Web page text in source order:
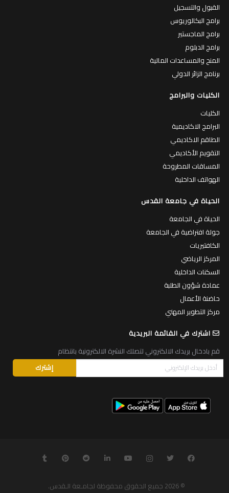
القبول والتسجيل
برامج البكالوريوس
برامج الماجستير
برامج الدبلوم
المنح والمساعدات المالية
برنامج الزائر الدولي
الكليات والبرامج
الكليات
البرامج الاكاديمية
الطاقم الاكاديمي
التقويم الأكاديمي
المساقات المطروحة
الهواتف الداخلية
الحياة في جامعة القدس
الحياة في الجامعة
جولة افتراضية في الجامعة
الكافتيريات
المركز الرياضي
السكنات الداخلية
عمادة شؤون الطلبة
حاضنة الأعمال
مركز التطوير المهني
اشترك في القائمة البريدية
قم بادخال بريدك الالكتروني لتصلك النشرة الالكترونية بانتظام
© 2026 جميع الحقوق محفوظة لجامـعة الـقدس.